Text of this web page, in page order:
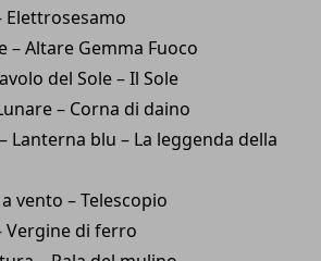
Elettrosesamo
– Altare Gemma Fuoco
del Sole – Il Sole
– Corna di daino
Lanterna blu – La leggenda della
vento – Telescopio
Vergine di ferro